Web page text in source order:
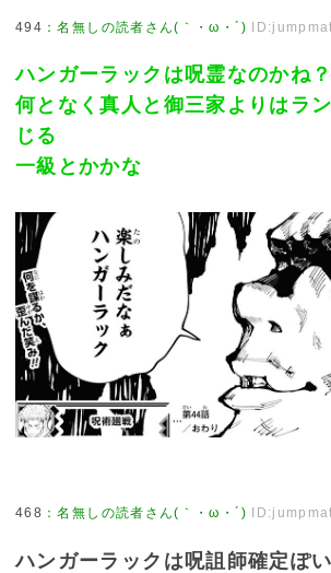
494 ：名無しの読者さん(｀・ω・´)
ハンガーラックは呪霊なのかね？
何となく真人と御三家よりはラ
じる
一級とかかな
468 ：名無しの読者さん(｀・ω・´)
ハンガーラックは呪詛師確定ぽ